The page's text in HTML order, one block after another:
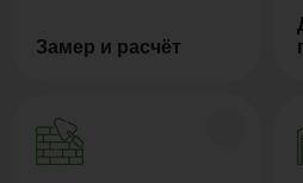
Замер и расчёт